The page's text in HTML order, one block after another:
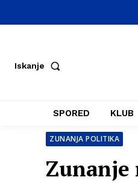
Iskanje
SPORED KLUB
ZUNANJA POLITIKA
Zunanje